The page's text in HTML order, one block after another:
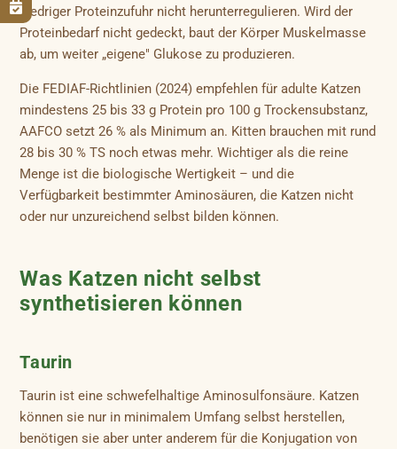
niedriger Proteinzufuhr nicht herunterregulieren. Wird der
Proteinbedarf nicht gedeckt, baut der Körper Muskelmasse
ab, um weiter „eigene" Glukose zu produzieren.
Die FEDIAF-Richtlinien (2024) empfehlen für adulte Katzen
mindestens 25 bis 33 g Protein pro 100 g Trockensubstanz,
AAFCO setzt 26 % als Minimum an. Kitten brauchen mit rund
28 bis 30 % TS noch etwas mehr. Wichtiger als die reine
Menge ist die biologische Wertigkeit – und die
Verfügbarkeit bestimmter Aminosäuren, die Katzen nicht
oder nur unzureichend selbst bilden können.
Was Katzen nicht selbst
synthetisieren können
Taurin
Taurin ist eine schwefelhaltige Aminosulfonsäure. Katzen
können sie nur in minimalem Umfang selbst herstellen,
benötigen sie aber unter anderem für die Konjugation von